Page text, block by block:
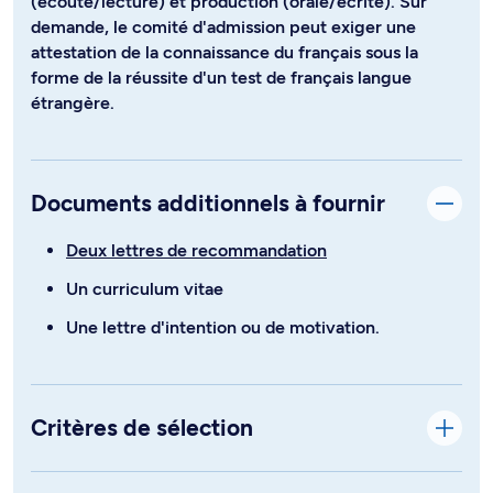
demande, le comité d'admission peut exiger une
attestation de la connaissance du français sous la
forme de la réussite d'un test de français langue
étrangère.
Documents additionnels à fournir
Deux lettres de recommandation
Un curriculum vitae
Une lettre d'intention ou de motivation.
Critères de sélection